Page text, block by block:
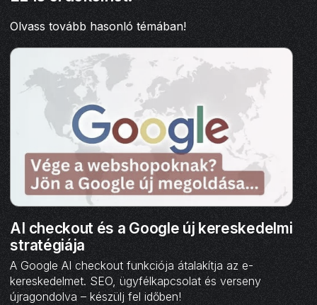
Olvass tovább hasonló témában!
AI checkout és a Google új kereskedelmi
stratégiája
A Google AI checkout funkciója átalakítja az e-
kereskedelmet. SEO, ügyfélkapcsolat és verseny
újragondolva – készülj fel időben!